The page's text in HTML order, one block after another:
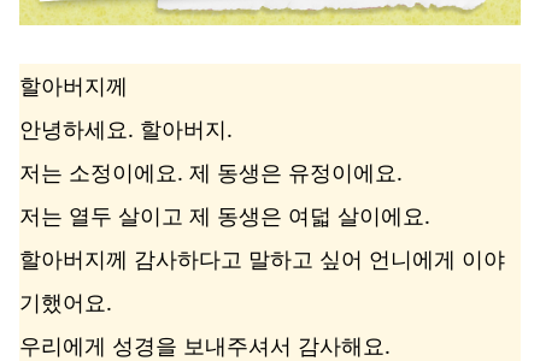
할아버지께
안녕하세요. 할아버지.
저는 소정이에요. 제 동생은 유정이에요.
저는 열두 살이고 제 동생은 여덟 살이에요.
할아버지께 감사하다고 말하고 싶어 언니에게 이야
기했어요.
우리에게 성경을 보내주셔서 감사해요.